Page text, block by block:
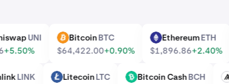
UniswapUNI
+5.50%
BTC BitcoinBTC
$64,422.00+0.90%
ETH EthereumETH
$1,896.86+2.40%
LINK
LTC LitecoinLTC
BCH Bitcoin CashBCH